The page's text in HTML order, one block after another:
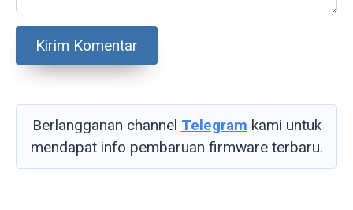
Berlangganan channel Telegram kami untuk
mendapat info pembaruan firmware terbaru.